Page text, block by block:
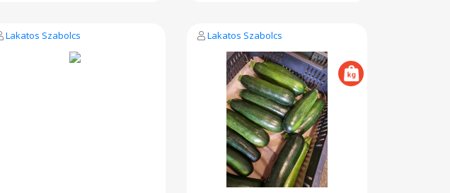
Lakatos Szabolcs Lakatos Szabolcs